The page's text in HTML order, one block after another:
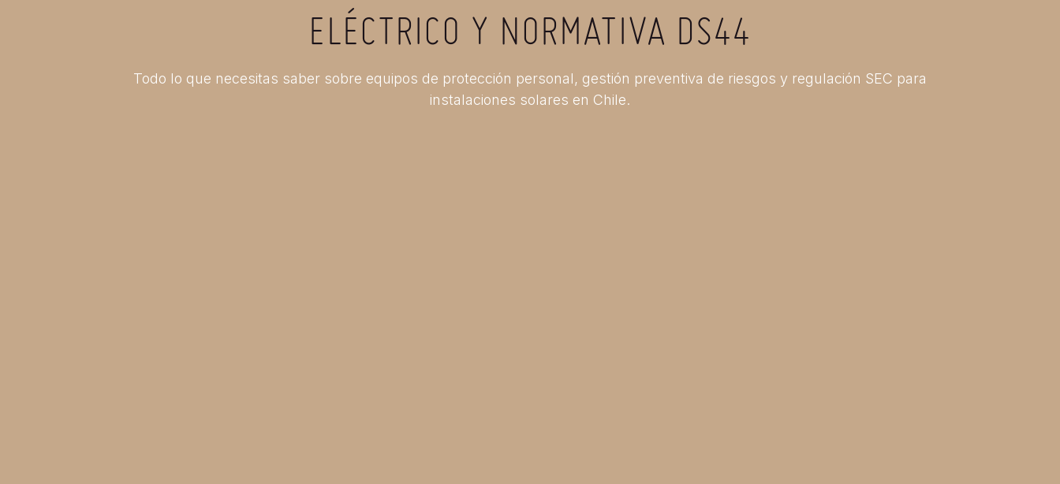
ELÉCTRICO Y NORMATIVA DS44
Todo lo que necesitas saber sobre equipos de protección personal, gestión preventiva de riesgos y regulación SEC para
instalaciones solares en Chile.